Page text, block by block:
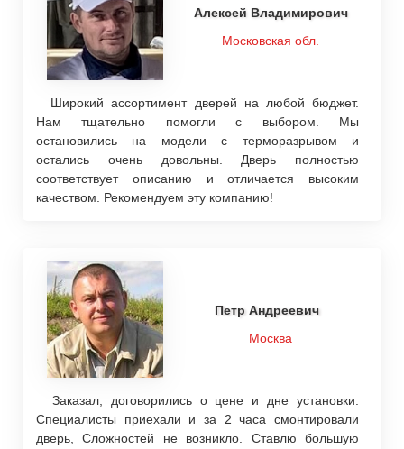
Алексей Владимирович
Московская обл.
Широкий ассортимент дверей на любой бюджет.
Нам тщательно помогли с выбором. Мы
остановились на модели с терморазрывом и
остались очень довольны. Дверь полностью
соответствует описанию и отличается высоким
качеством. Рекомендуем эту компанию!
Петр Андреевич
Москва
Заказал, договорились о цене и дне установки.
Специалисты приехали и за 2 часа смонтировали
дверь, Сложностей не возникло. Ставлю большую